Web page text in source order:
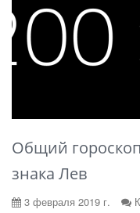
Общий
знака Лев
3 февраля 2019 г.